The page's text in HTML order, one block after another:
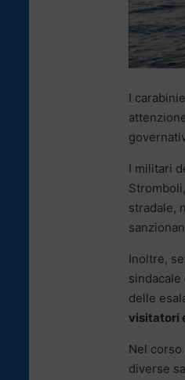
I
I militari
stradale,
Inoltre,
delle
visitatori
Nel
diverse